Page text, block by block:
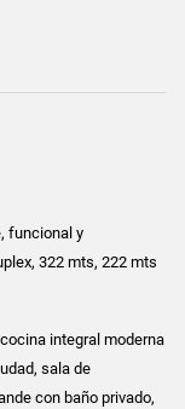
funcional y
322 mts, 222 mts
integral moderna
sala de
con baño privado,